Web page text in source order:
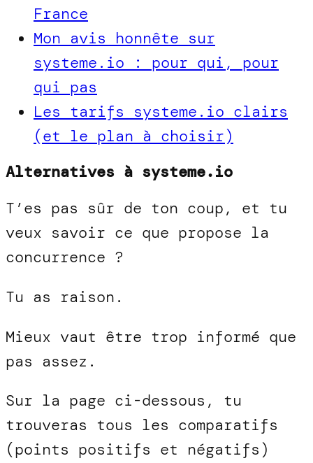
France
Mon avis honnête sur
systeme.io : pour qui, pour
qui pas
Les tarifs systeme.io clairs
(et le plan à choisir)
Alternatives à systeme.io
T’es pas sûr de ton coup, et tu
veux savoir ce que propose la
concurrence ?
Tu as raison.
Mieux vaut être trop informé que
pas assez.
Sur la page ci-dessous, tu
trouveras tous les comparatifs
(points positifs et négatifs)